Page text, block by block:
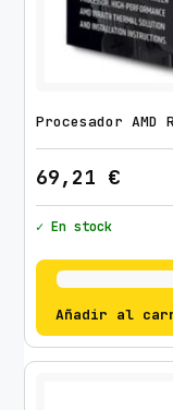
Procesador AMD
69,21 €
✓ En stock
Añadir al